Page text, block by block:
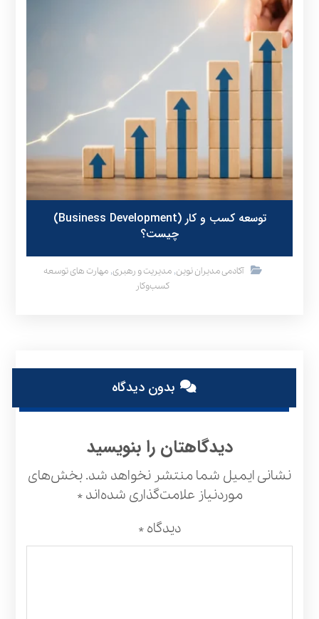
توسعه کسب و کار (Business Development)
چیست؟
آکادمی مدیران نوین,مدیریت و رهبری,مهارت های توسعه
کسب‌وکار
بدون دیدگاه
دیدگاهتان را بنویسید
نشانی ایمیل شما منتشر نخواهد شد.بخش‌های
موردنیاز علامت‌گذاری شده‌اند*
دیدگاه*